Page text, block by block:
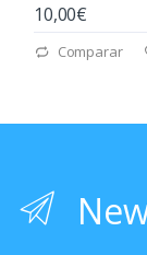
10,00€
Comparar